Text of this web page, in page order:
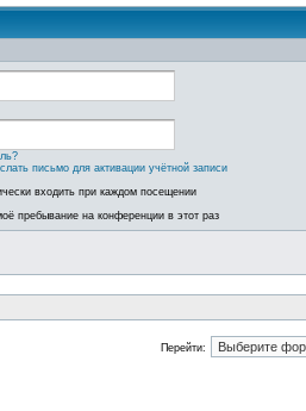
письмо для активации учётной записи
входить при каждом посещении
пребывание на конференции в этот раз
Перейти: